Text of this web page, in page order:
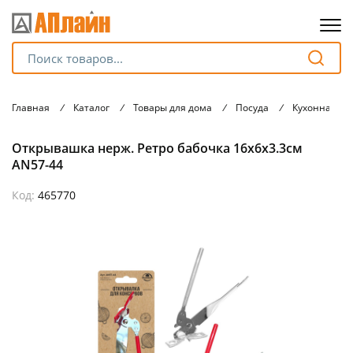
Главная / Каталог / Товары для дома / Посуда / Кухонная
Открывашка нерж. Ретро бабочка 16x6x3.3см
AN57-44
Код: 465770
оплатуна части